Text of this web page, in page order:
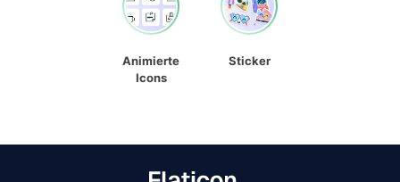
Animierte
Icons
Sticker